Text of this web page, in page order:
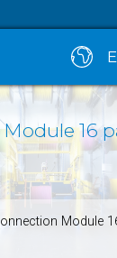
16
Module